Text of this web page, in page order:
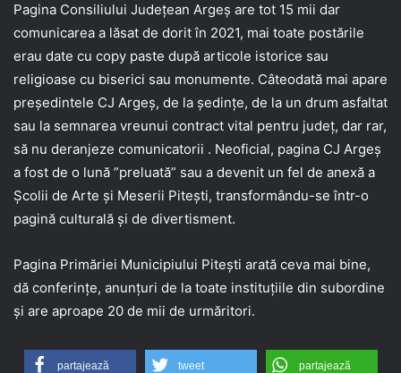
Pagina Consiliului Județean Argeș are tot 15 mii dar
comunicarea a lăsat de dorit în 2021, mai toate postările
erau date cu copy paste după articole istorice sau
religioase cu biserici sau monumente. Câteodată mai apare
președintele CJ Argeș, de la ședințe, de la un drum asfaltat
sau la semnarea vreunui contract vital pentru județ, dar rar,
să nu deranjeze comunicatorii . Neoficial, pagina CJ Argeș
a fost de o lună ”preluată” sau a devenit un fel de anexă a
Școlii de Arte și Meserii Pitești, transformându-se într-o
pagină culturală și de divertisment.
Pagina Primăriei Municipiului Pitești arată ceva mai bine,
dă conferințe, anunțuri de la toate instituțiile din subordine
și are aproape 20 de mii de urmăritori.
partajează tweet partajează